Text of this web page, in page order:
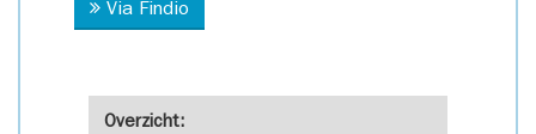
Overzicht:
Via Findio